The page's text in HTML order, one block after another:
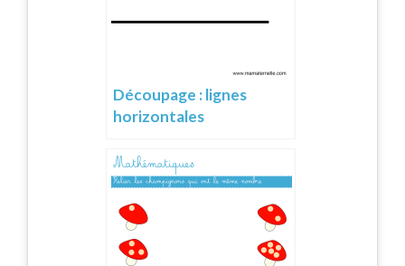
Découpage : lignes
horizontales